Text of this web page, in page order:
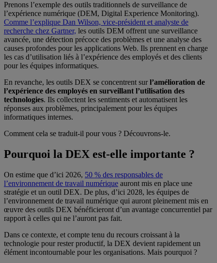
Prenons l’exemple des outils traditionnels de surveillance de
l’expérience numérique (DEM, Digital Experience Monitoring).
Comme l’explique Dan Wilson, vice-président et analyste de
recherche chez Gartner, les outils DEM offrent une surveillance
avancée, une détection précoce des problèmes et une analyse des
causes profondes pour les applications Web. Ils prennent en charge
les cas d’utilisation liés à l’expérience des employés et des clients
pour les équipes informatiques.
En revanche, les outils DEX se concentrent surl’amélioration de
l’expérience des employés en surveillant l’utilisation des
technologies. Ils collectent les sentiments et automatisent les
réponses aux problèmes, principalement pour les équipes
informatiques internes.
Comment cela se traduit-il pour vous ? Découvrons-le.
Pourquoi la DEX est-elle importante ?
On estime que d’ici 2026, 50 % des responsables de
l’environnement de travail numérique auront mis en place une
stratégie et un outil DEX. De plus, d’ici 2028, les équipes de
l’environnement de travail numérique qui auront pleinement mis en
œuvre des outils DEX bénéficieront d’un avantage concurrentiel par
rapport à celles qui ne l’auront pas fait.
Dans ce contexte, et compte tenu du recours croissant à la
technologie pour rester productif, la DEX devient rapidement un
élément incontournable pour les organisations. Mais pourquoi ?